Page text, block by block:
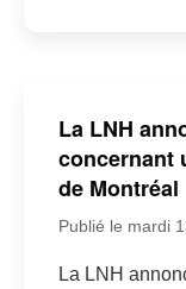
La LNH
concernant
de Montréal
Publié le mardi
La LNH